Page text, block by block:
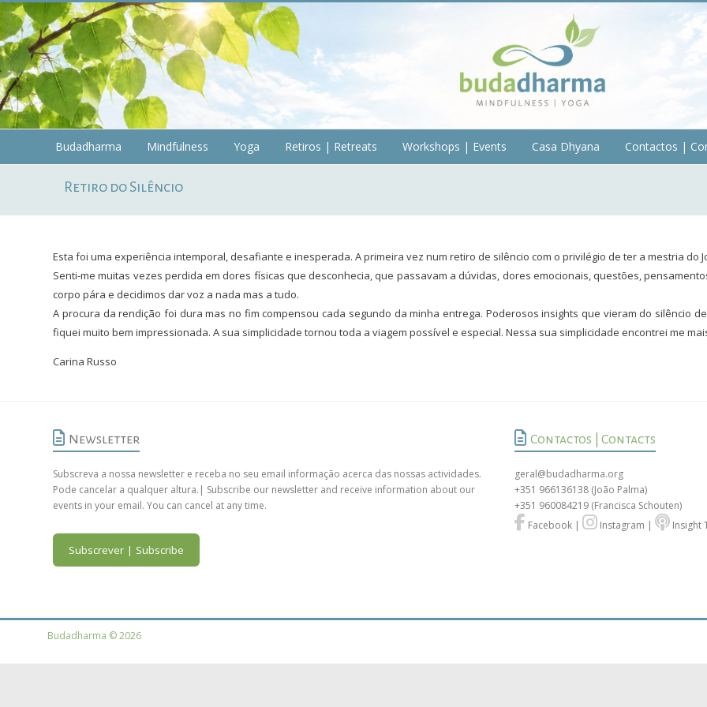
Skip
to
content
Budadharma
Budadharma Mindfulness Yoga Retiros | Retreats Workshops | Events Casa Dhyana Contactos |
Retiro do Silêncio
Esta foi uma experiência intemporal, desafiante e inesperada. A primeira vez num retiro de silêncio com o privilégio de ter a mestria do
Senti-me muitas vezes perdida em dores físicas que desconhecia, que passavam a dúvidas, dores emocionais, questões,
corpo pára e decidimos dar voz a nada mas a tudo.
A procura da rendição foi dura mas no fim compensou cada segundo da minha entrega. Poderosos insights que vieram do silêncio
fiquei muito bem impressionada. A sua simplicidade tornou toda a viagem possível e especial. Nessa sua simplicidade encontrei me
Carina Russo
Newsletter
Subscreva a nossa newsletter e receba no seu email informação acerca das nossas actividades.
Pode cancelar a qualquer altura.| Subscribe our newsletter and receive information about our
events in your email. You can cancel at any time.
Subscrever | Subscribe
Contactos | Contacts
geral@budadharma.org
+351 966136138 (João Palma)
+351 960084219 (Francisca Schouten)
Facebook | Instagram | Insight
Budadharma © 2026